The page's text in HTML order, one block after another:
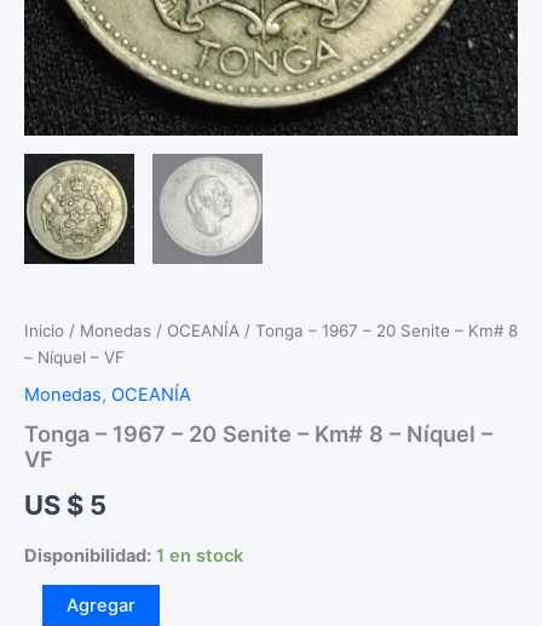
Inicio / Monedas / OCEANÍA / Tonga – 1967 – 20 Senite – Km# 8
– Níquel – VF
Monedas, OCEANÍA
Tonga – 1967 – 20 Senite – Km# 8 – Níquel –
VF
US $ 5
Disponibilidad: 1 en stock
TongaAgregar